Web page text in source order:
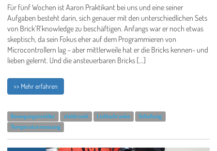
Für fünf Wochen ist Aaron Praktikant bei uns und eine seiner
Aufgaben besteht darin, sich genauer mit den unterschiedlichen Sets
von Brick’R’knowledge zu beschäftigen. Anfangs war er noch etwas
skeptisch, da sein Fokus eher auf dem Programmieren von
Microcontrollern lag – aber mittlerweile hat er die Bricks kennen- und
lieben gelernt. Und die ansteuerbaren Bricks […]
>> Mehr erfahren
Bewegungsmelder elektronik Lichtschranke
Schaltung
Temperaturmessung